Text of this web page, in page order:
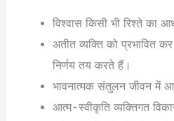
विश्वास किसी भी रिश्ते का
अतीत व्यक्ति को प्रभावित
निर्णय तय करते हैं।
भावनात्मक संतुलन जीवन में
आत्म-स्वीकृति व्यक्तिगत